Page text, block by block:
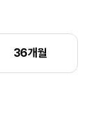
36개월